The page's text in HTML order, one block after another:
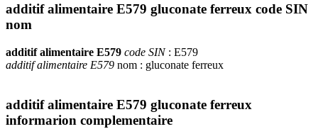
additif alimentaire E579 gluconate ferreux code SIN
nom
additif alimentaire E579 code SIN: E579
additif alimentaire E579 nom : gluconate ferreux
additif alimentaire E579 gluconate ferreux
informarion complementaire